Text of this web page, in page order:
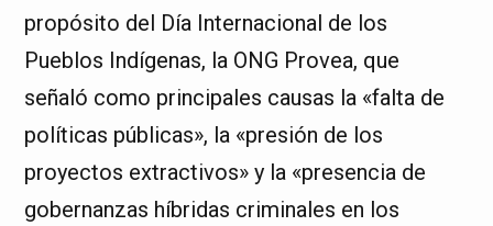
propósito del Día Internacional de los
Pueblos Indígenas, la ONG Provea, que
señaló como principales causas la «falta de
políticas públicas», la «presión de los
proyectos extractivos» y la «presencia de
gobernanzas híbridas criminales en los